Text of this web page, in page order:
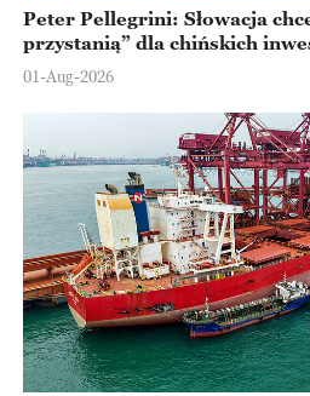
Peter Pellegrini: Słowacja
przystanią” dla chińskich
Europejskiej
01-Aug-2026